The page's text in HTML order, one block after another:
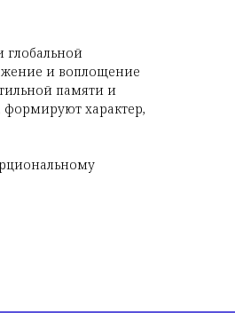
глобальной
и воплощение
памяти и
характер,